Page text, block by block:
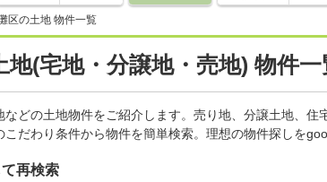
区の土地 物件一覧
(宅地・分譲地・売地) 物件一
どの土地物件をご紹介します。売り地、分譲土地、
だわり条件から物件を簡単検索。理想の物件探しを
再検索